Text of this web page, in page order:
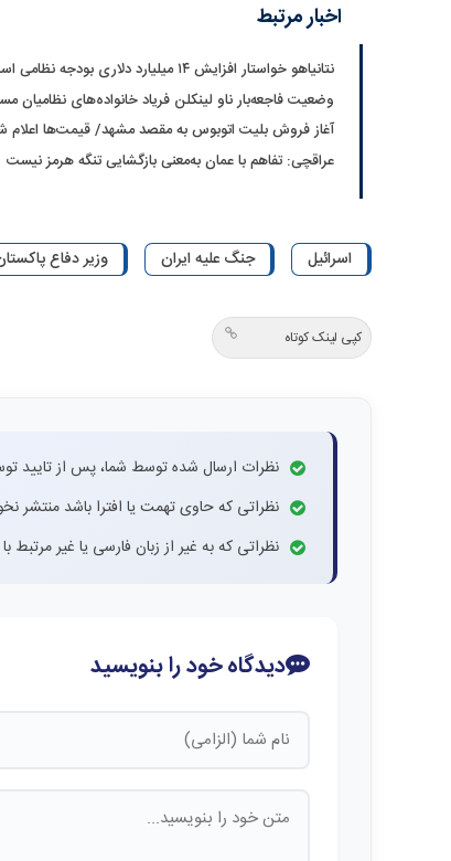
اخبار مرتبط
نتانیاهو خواستار افزایش ۱۴ میلیارد دلاری بودجه نظامی اسرائیل شد
وضعیت فاجعه‌بار ناو لینکلن فریاد خانواده‌های نظامیان
آغاز فروش بلیت اتوبوس به مقصد مشهد/ قیمت‌ها اعلام
عراقچی: تفاهم با عمان به‌معنی بازگشایی تنگه هرمز نیست
اسرائیل جنگ علیه ایران وزیر دفاع
کپی لینک کوتاه
نظرات ارسال شده توسط شما، پس از تایید
نظراتی که حاوی تهمت یا افترا باشد منتشر
نظراتی که به غیر از زبان فارسی یا غیر
دیدگاه خود را بنویسید